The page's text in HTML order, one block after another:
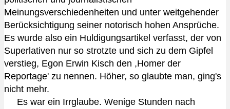
Meinungsverschiedenheiten und unter weitgehender
Berücksichtigung seiner notorisch hohen Ansprüche.
Es wurde also ein Huldigungsartikel verfasst, der von
Superlativen nur so strotzte und sich zu dem Gipfel
verstieg, Egon Erwin Kisch den ,Homer der
Reportage' zu nennen. Höher, so glaubte man, ging's
nicht mehr.
Es war ein Irrglaube. Wenige Stunden nach